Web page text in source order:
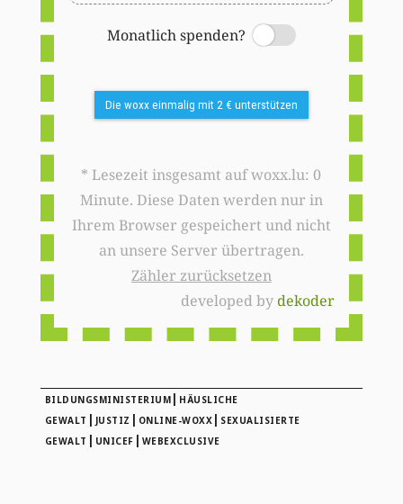
Monatlich spenden?
Switch
Die woxx einmalig mit 2 € unterstützen
* Lesezeit insgesamt auf woxx.lu: 0
Minute. Diese Daten werden nur in
Ihrem Browser gespeichert und nicht
an unsere Server übertragen.
Zähler zurücksetzen
developed bydekoder
BILDUNGSMINISTERIUM | HÄUSLICHE
GEWALT | JUSTIZ | ONLINE-WOXX | SEXUALISIERTE
GEWALT | UNICEF | WEBEXCLUSIVE